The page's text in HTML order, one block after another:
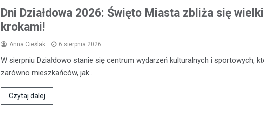
Dni Działdowa 2026: Święto Miasta zbliża się
krokami!
Anna Cieślak 6 sierpnia 2026
W sierpniu Działdowo stanie się centrum wydarzeń kulturalnych i sportowych,
zarówno mieszkańców, jak…
Czytaj dalej